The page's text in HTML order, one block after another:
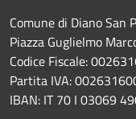
Comune di Diano San
Piazza Guglielmo
Codice Fiscale:
Partita IVA:
IBAN: IT 70 I 03069